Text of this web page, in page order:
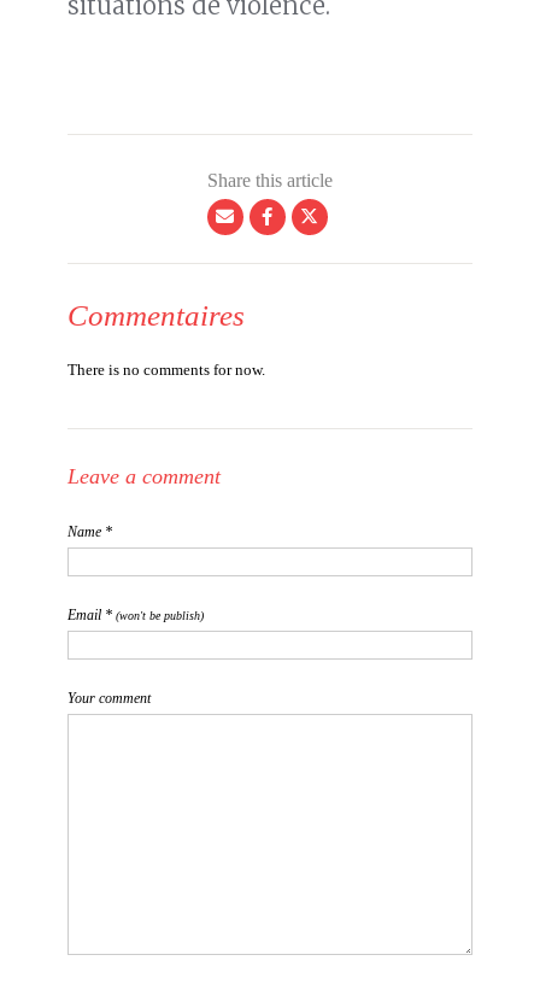
Share this article
Commentaires
There is no comments for now.
Leave a comment
Name *
Email * (won't be publish)
Your comment